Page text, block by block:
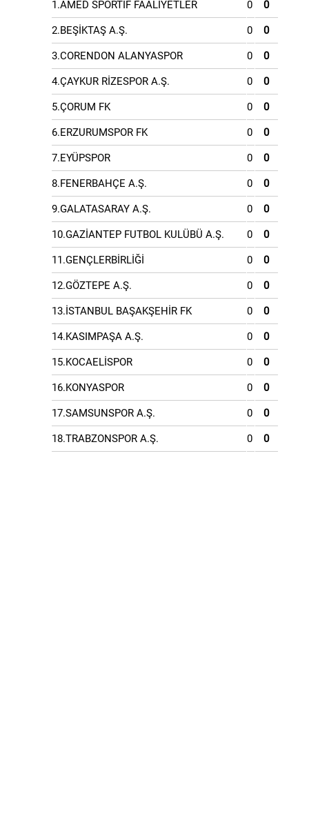
1.AMED SPORTİF FAALİYETLER 0 0
2.BEŞİKTAŞ A.Ş. 0 0
3.CORENDON ALANYASPOR 0 0
4.ÇAYKUR RİZESPOR A.Ş. 0 0
5.ÇORUM FK 0 0
6.ERZURUMSPOR FK 0 0
7.EYÜPSPOR 0 0
8.FENERBAHÇE A.Ş. 0 0
9.GALATASARAY A.Ş. 0 0
10.GAZİANTEP FUTBOL KULÜBÜ A.Ş. 0 0
11.GENÇLERBİRLİĞİ 0 0
12.GÖZTEPE A.Ş. 0 0
13.İSTANBUL BAŞAKŞEHİR FK 0 0
14.KASIMPAŞA A.Ş. 0 0
15.KOCAELİSPOR 0 0
16.KONYASPOR 0 0
17.SAMSUNSPOR A.Ş. 0 0
18.TRABZONSPOR A.Ş. 0 0